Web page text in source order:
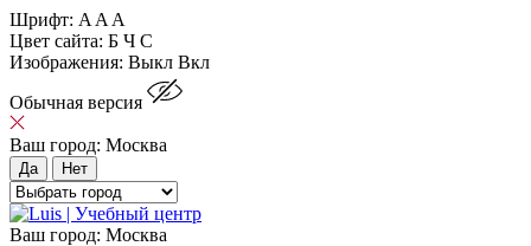
Шрифт: A A A
Цвет сайта: Б Ч С
Изображения: Выкл Вкл
Обычная версия
Ваш город: Москва
Да Нет
Ваш город: Москва